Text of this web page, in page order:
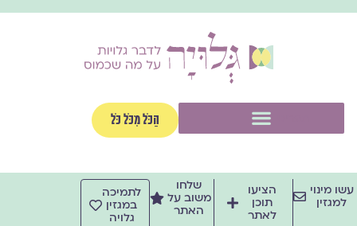
הַכֹּל מִכֹּל כֹּל
מינוי
למגזין
הציעו
תוכן
לאתר
שלחו
משוב על
האתר
לתמיכה
במגזין
גלויה